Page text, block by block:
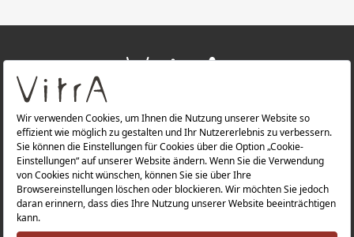
ÜBER UNS
PRODUKTE